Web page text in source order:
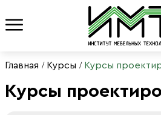
Главная Курсы Курсы
Курсы